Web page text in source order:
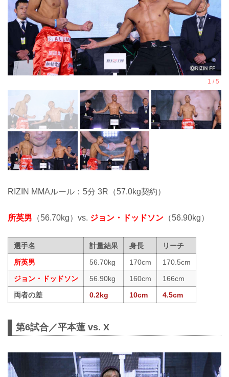
RIZIN MMAルール：5分 3R（57.0kg契約）
所英男 （56.70kg）vs. ジョン・ドッドソン （56.90kg）
選手名 計量結果 身長
リーチ
所英男
56.70kg 170cm
170.5cm
ジョン・ドッドソン
56.90kg 160cm
166cm
両者の差
0.2kg 10cm 4.5cm
第6試合／平本蓮 vs. X